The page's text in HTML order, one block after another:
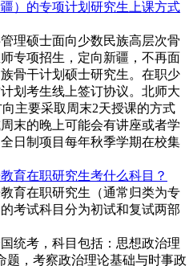
）的专项计划研究生上课方式
理硕士面向少数民族高层次骨
专项招生，定向新疆，不再面
骨干计划硕士研究生。在职少
划考生线上签订协议。北师大
主要采取周末2天授课的方式
末的晚上可能会有讲座或者学
日制项目每年秋季学期在校集
育在职研究生考什么科目？
育在职研究生（通常归类为专
考试科目分为初试和复试两部
统考，科目包括：思想政治理
题，考察政治理论基础与时事政